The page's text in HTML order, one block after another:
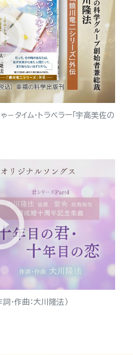
タイム・トラベラー「宇高美佐の
・作曲：大川隆法）